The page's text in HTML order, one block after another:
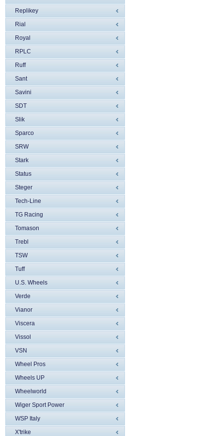
Replikey
Rial
Royal
RPLC
Ruff
Sant
Savini
SDT
Slik
Sparco
SRW
Stark
Status
Steger
Tech-Line
TG Racing
Tomason
Trebl
TSW
Tuff
U.S. Wheels
Verde
Vianor
Viscera
Vissol
VSN
Wheel Pros
Wheels UP
Wheelworld
Wiger Sport Power
WSP Italy
X'trike